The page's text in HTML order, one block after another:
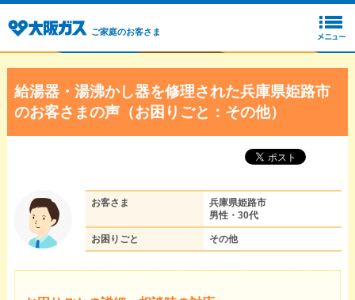
ご家庭のお客さま
給湯器・湯沸かし器を修理された兵庫県姫路市
のお客さまの声（お困りごと：その他）
お客さま
兵庫県姫路市
男性・30代
お困りごと その他